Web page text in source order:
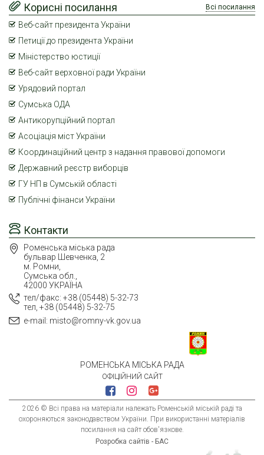
РОМЕНСЬКА МІСЬКА РАДА
ОФІЦІЙНИЙ САЙТ
2026 © Всі права на матеріали належать Роменській міській раді та
охороняються законодавством України. При використанні матеріалів
посилання на сайт обов'язкове.
Розробка сайтів - БАС
Контакти
Роменська міська рада
бульвар Шевченка, 2
м. Ромни,
Сумська обл.,
42000 УКРАЇНА
тел/факс: +38 (05448) 5-32-73
тел, +38 (05448) 5-32-75
e-mail: misto@romny-vk.gov.ua
Корисні посилання Всі посилання
Веб-сайт президента України
Петиції до президента України
Міністерство юстиції
Веб-сайт верховної ради України
Урядовий портал
Сумська ОДА
Антикорупційний портал
Асоціація міст України
Координаційний центр з надання правової допомоги
Державний реєстр виборців
ГУ НП в Сумській області
Публічні фінанси України